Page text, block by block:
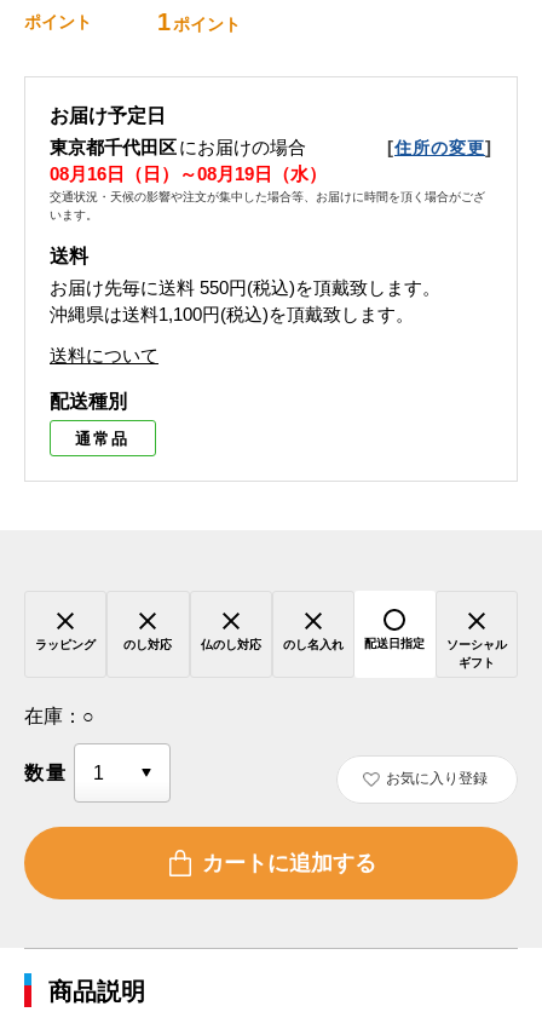
ポイント 1ポイント
お届け予定日
東京都千代田区にお届けの場合 [住所の変更]
08月16日（日）～08月19日（水）
交通状況・天候の影響や注文が集中した場合等、お届けに時間を頂く場合がござ
います。
送料
お届け先毎に送料 550円(税込)を頂戴致します。
沖縄県は送料1,100円(税込)を頂戴致します。
送料について
配送種別
通常品
ラッピング のし対応 仏のし対応 のし名入れ 配送日指定
ソーシャル
ギフト
在庫： ○
数量 お気に入り登録
商品説明